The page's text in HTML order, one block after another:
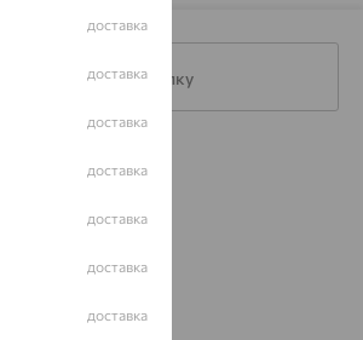
Подписаться на рассылку
доставка
доставка
доставка
доставка
доставка
доставка
доставка